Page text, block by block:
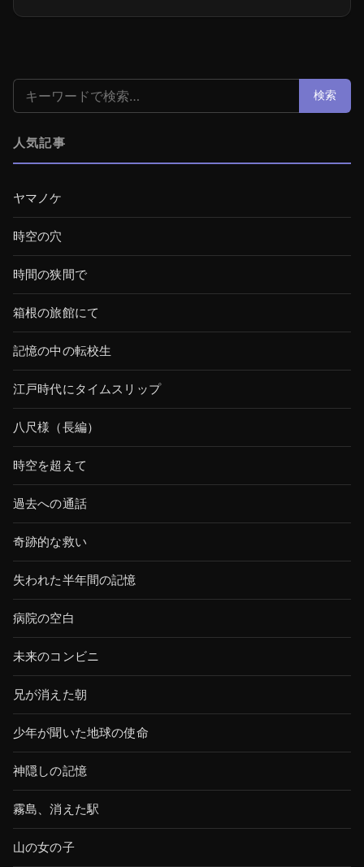
検索: 検索
人気記事
ヤマノケ
時空の穴
時間の狭間で
箱根の旅館にて
記憶の中の転校生
江戸時代にタイムスリップ
八尺様（長編）
時空を超えて
過去への通話
奇跡的な救い
失われた半年間の記憶
病院の空白
未来のコンビニ
兄が消えた朝
少年が聞いた地球の使命
神隠しの記憶
霧島、消えた駅
山の女の子